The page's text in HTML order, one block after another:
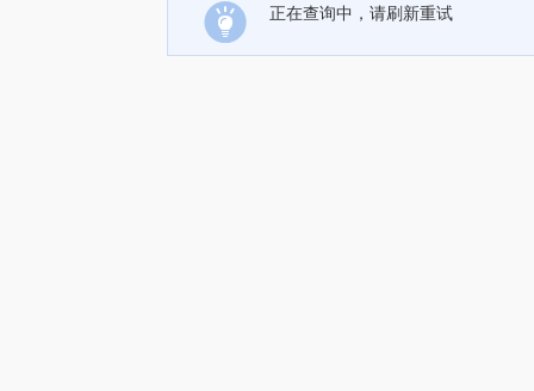
正在查询中，请刷新重试